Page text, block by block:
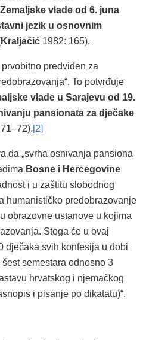
vlade od 6. juna
jezik u osnovnim
Kraljačić 1982: 165).
prvobitno predviđen za
To potvrđuje
vlade u Sarajevu od 19.
pansionata za dječake
[2]
da „svrha osnivanja pansiona
Bosne i Hercegovine
i u zaštitu slobodnog
humanističko predobrazovanje
obrazovne ustanove u kojima
Stoga će u ovaj
dječaka svih konfesija u dobi
semestara odnosno 3
hrvatskog i njemačkog
i pisanje po dikatatu)“.